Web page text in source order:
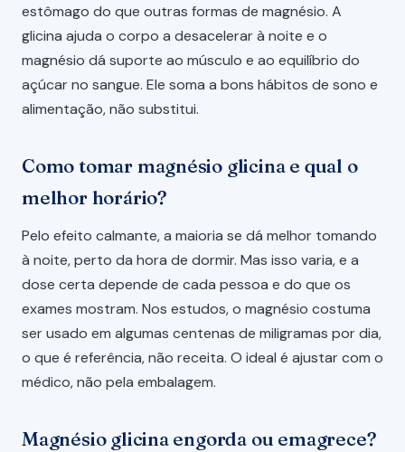
estômago do que outras formas de magnésio. A
glicina ajuda o corpo a desacelerar à noite e o
magnésio dá suporte ao músculo e ao equilíbrio do
açúcar no sangue. Ele soma a bons hábitos de sono e
alimentação, não substitui.
Como tomar magnésio glicina e qual o
melhor horário?
Pelo efeito calmante, a maioria se dá melhor tomando
à noite, perto da hora de dormir. Mas isso varia, e a
dose certa depende de cada pessoa e do que os
exames mostram. Nos estudos, o magnésio costuma
ser usado em algumas centenas de miligramas por dia,
o que é referência, não receita. O ideal é ajustar com o
médico, não pela embalagem.
Magnésio glicina engorda ou emagrece?